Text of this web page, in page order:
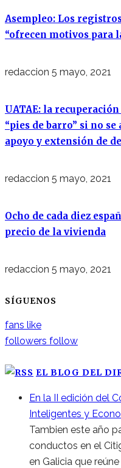
Asempleo: Los
“ofrecen motivos para
redaccion 5 mayo, 2021
UATAE: la
“pies de barro” si no
apoyo y extensión de
redaccion 5 mayo, 2021
Ocho de cada diez
precio de la vivienda
redaccion 5 mayo, 2021
SÍGUENOS
fans like
followers follow
EL BLOG DEL
En la II edición del
Inteligentes y
Tambien este año
conductos en el
en Galicia que